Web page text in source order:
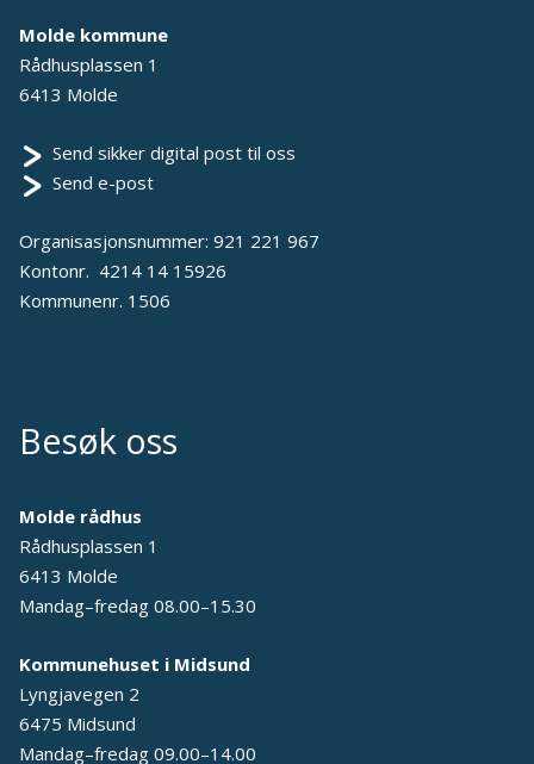
Molde kommune
Rådhusplassen 1
6413 Molde
Send sikker digital post til oss
Send e-post
Organisasjonsnummer: 921 221 967
Kontonr. 4214 14 15926
Kommunenr. 1506
Besøk oss
Molde rådhus
Rådhusplassen 1
6413 Molde
Mandag–fredag 08.00–15.30
Kommunehuset i Midsund
Lyngjavegen 2
6475 Midsund
Mandag–fredag 09.00–14.00